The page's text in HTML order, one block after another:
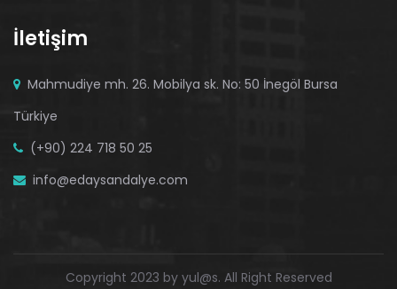
İletişim
Mahmudiye mh. 26. Mobilya sk. No: 50 İnegöl Bursa
Türkiye
(+90) 224 718 50 25
info@edaysandalye.com
Copyright 2023 by yul@s. All Right Reserved